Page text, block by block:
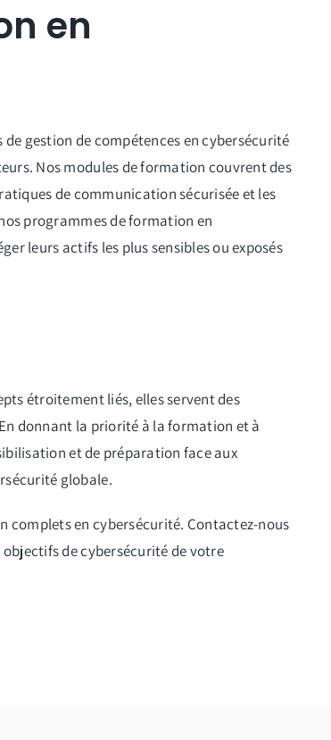
en
gestion de compétences en cybersécurité
Nos modules de formation couvrent des
de communication sécurisée et les
programmes de formation en
leurs actifs les plus sensibles ou exposés
étroitement liés, elles servent des
donnant la priorité à la formation et à
et de préparation face aux
globale.
complets en cybersécurité. Contactez-nous
de cybersécurité de votre